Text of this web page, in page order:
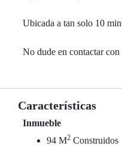
Ubicada a tan solo 10
No dude en contactar
Características
Inmueble
94 M2 Construidos